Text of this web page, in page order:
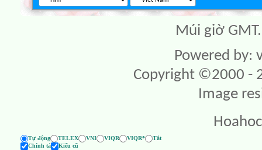
Múi giờ
Powered by:
Copyright ©2000 -
Image
Tự động TELEX VNI VIQR VIQR*
Tắt
Chính tả
Kiểu cũ